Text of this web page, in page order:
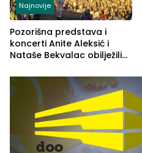
Najnovije
Pozorišna predstava i
koncerti Anite Aleksić i
Nataše Bekvalac obilježili
ljeta (FOTO)